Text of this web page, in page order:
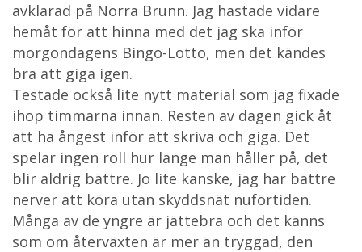
avklarad på Norra Brunn. Jag hastade vidare
hemåt för att hinna med det jag ska inför
morgondagens Bingo-Lotto, men det kändes
bra att giga igen.
Testade också lite nytt material som jag fixade
ihop timmarna innan. Resten av dagen gick åt
att ha ångest inför att skriva och giga. Det
spelar ingen roll hur länge man håller på, det
blir aldrig bättre. Jo lite kanske, jag har bättre
nerver att köra utan skyddsnät nuförtiden.
Många av de yngre är jättebra och det känns
som om återväxten är mer än tryggad, den